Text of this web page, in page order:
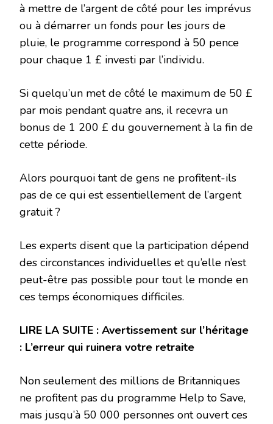
à mettre de l’argent de côté pour les imprévus
ou à démarrer un fonds pour les jours de
pluie, le programme correspond à 50 pence
pour chaque 1 £ investi par l’individu.
Si quelqu’un met de côté le maximum de 50 £
par mois pendant quatre ans, il recevra un
bonus de 1 200 £ du gouvernement à la fin de
cette période.
Alors pourquoi tant de gens ne profitent-ils
pas de ce qui est essentiellement de l’argent
gratuit ?
Les experts disent que la participation dépend
des circonstances individuelles et qu’elle n’est
peut-être pas possible pour tout le monde en
ces temps économiques difficiles.
LIRE LA SUITE : Avertissement sur l’héritage
: L’erreur qui ruinera votre retraite
Non seulement des millions de Britanniques
ne profitent pas du programme Help to Save,
mais jusqu’à 50 000 personnes ont ouvert ces